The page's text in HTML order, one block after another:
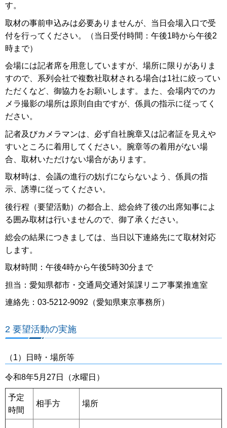
す。
取材の事前申込みは必要ありませんが、当日会場入口で受
付を行ってください。（当日受付時間：午後1時から午後2
時まで）
会場には記者席を用意していますが、場所に限りがありま
すので、系列会社で複数社取材される場合は1社に絞ってい
ただくなど、御協力をお願いします。また、会場内でのカ
メラ撮影の場所は原則自由ですが、係員の指示に従ってく
ださい。
記者及びカメラマンは、必ず自社腕章又は記者証を見えや
すいところに着用してください。腕章等の着用がない場
合、取材いただけない場合があります。
取材時は、会議の進行の妨げにならないよう、係員の指
示、誘導に従ってください。
後行程（要望活動）の都合上、総会終了後の出席知事によ
る囲み取材は行いませんので、御了承ください。
総会の結果につきましては、当日以下連絡先にて取材対応
します。
取材時間：午後4時から午後5時30分まで
担当：愛知県都市・交通局交通対策課リニア事業推進室
連絡先：03-5212-9092（愛知県東京事務所）
2 要望活動の実施
（1）日時・場所等
令和8年5月27日（水曜日）
予定
時間
相手方 場所